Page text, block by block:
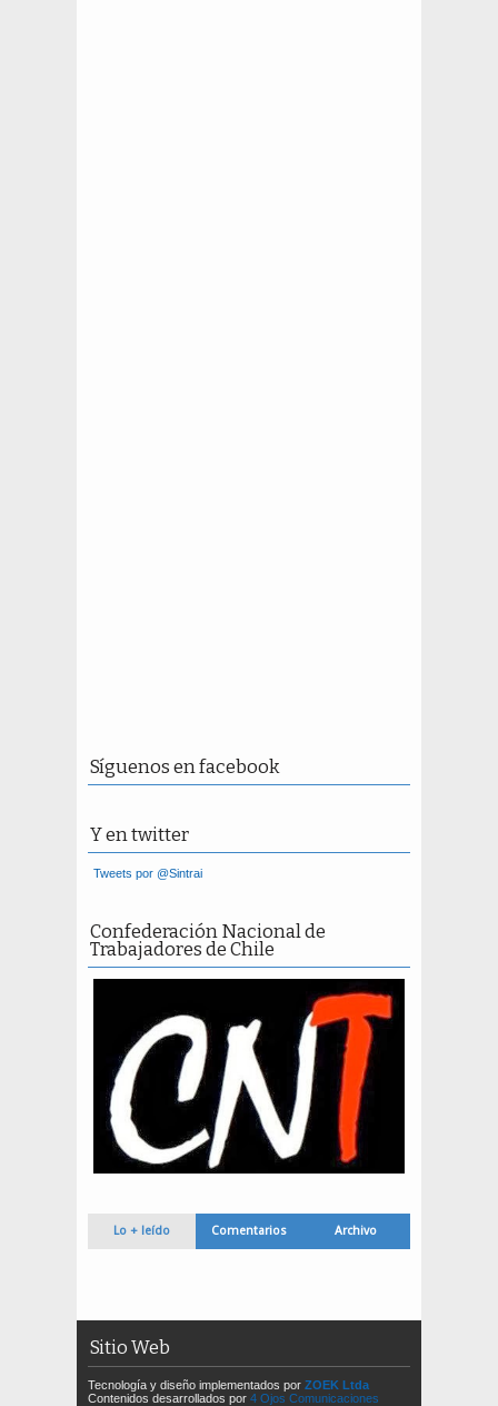
Síguenos en facebook
Y en twitter
Tweets por @Sintrai
Confederación Nacional de
Trabajadores de Chile
Lo + leído Comentarios Archivo
Sitio Web
Tecnología y diseño implementados por ZOEK Ltda
Contenidos desarrollados por 4 Ojos Comunicaciones